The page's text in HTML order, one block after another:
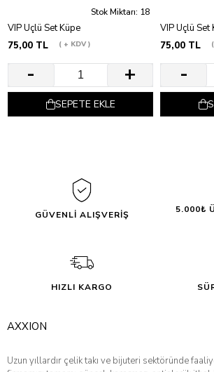
Stok Miktarı: 18
VIP Üçlü Set Küpe
75,00 TL
+ KDV
SEPETE EKLE
VIP Üçlü Set
75,00 TL
GÜVENLİ ALIŞVERİŞ
5.000₺
HIZLI KARGO
AXXION
Uzun yıllardır çelik takı ve bijuteri sektöründe